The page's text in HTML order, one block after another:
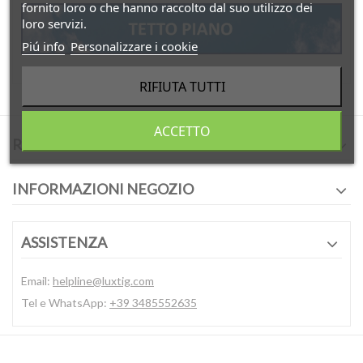
INFORMAZIONI NEGOZIO
ASSISTENZA
Email: helpline@luxtig.com
Tel e WhatsApp: +39 3485552635
fornito loro o che hanno raccolto dal suo utilizzo dei
loro servizi.
Piú info Personalizzare i cookie
RIFIUTA TUTTI
ACCETTO